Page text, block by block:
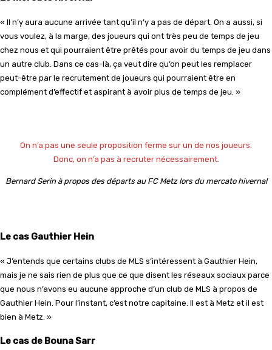
« Il n’y aura aucune arrivée tant qu’il n’y a pas de départ. On a aussi, si
vous voulez, à la marge, des joueurs qui ont très peu de temps de jeu
chez nous et qui pourraient être prêtés pour avoir du temps de jeu dans
un autre club. Dans ce cas-là, ça veut dire qu’on peut les remplacer
peut-être par le recrutement de joueurs qui pourraient être en
complément d’effectif et aspirant à avoir plus de temps de jeu. »
On n’a pas une seule proposition ferme sur un de nos joueurs.
Donc, on n’a pas à recruter nécessairement.
Bernard Serin à propos des départs au FC Metz lors du mercato hivernal
Le cas Gauthier Hein
« J’entends que certains clubs de MLS s’intéressent à Gauthier Hein,
mais je ne sais rien de plus que ce que disent les réseaux sociaux parce
que nous n’avons eu aucune approche d’un club de MLS à propos de
Gauthier Hein. Pour l’instant, c’est notre capitaine. Il est à Metz et il est
bien à Metz. »
Le cas de Bouna Sarr